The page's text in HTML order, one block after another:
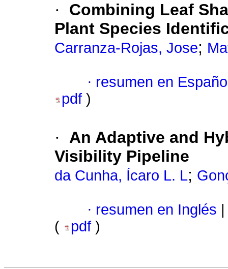
·
Combining Leaf
Plant Species
Carranza-Rojas, Jose;
· resumen en
pdf )
·
An Adaptive and
Visibility Pipeline
da Cunha, Ícaro L. L;
· resumen en Inglés
(
pdf )